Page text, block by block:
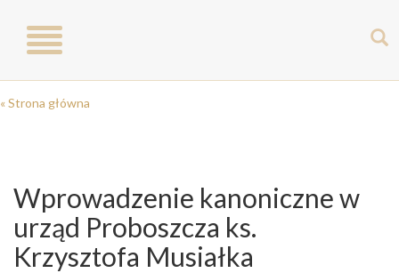
Toggle
navigation
« Strona główna
Wprowadzenie kanoniczne w
urząd Proboszcza ks.
Krzysztofa Musiałka